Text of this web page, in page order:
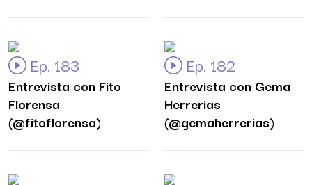
Ep. 183
Entrevista con Fito
Florensa
(@fitoflorensa)
Ep. 182
Entrevista con Gema
Herrerias
(@gemaherrerias)